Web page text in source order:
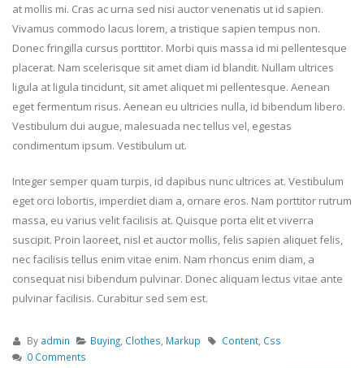
at mollis mi. Cras ac urna sed nisi auctor venenatis ut id sapien.
Vivamus commodo lacus lorem, a tristique sapien tempus non.
Donec fringilla cursus porttitor. Morbi quis massa id mi pellentesque
placerat. Nam scelerisque sit amet diam id blandit. Nullam ultrices
ligula at ligula tincidunt, sit amet aliquet mi pellentesque. Aenean
eget fermentum risus. Aenean eu ultricies nulla, id bibendum libero.
Vestibulum dui augue, malesuada nec tellus vel, egestas
condimentum ipsum. Vestibulum ut.
Integer semper quam turpis, id dapibus nunc ultrices at. Vestibulum
eget orci lobortis, imperdiet diam a, ornare eros. Nam porttitor rutrum
massa, eu varius velit facilisis at. Quisque porta elit et viverra
suscipit. Proin laoreet, nisl et auctor mollis, felis sapien aliquet felis,
nec facilisis tellus enim vitae enim. Nam rhoncus enim diam, a
consequat nisi bibendum pulvinar. Donec aliquam lectus vitae ante
pulvinar facilisis. Curabitur sed sem est.
By admin Buying Clothes Markup Content Css
0 Comments